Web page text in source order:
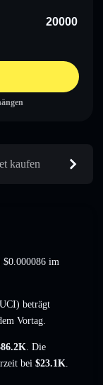
kaufen
$0.000086 im
beträgt
Vortag.
. Die
bei $23.1K.